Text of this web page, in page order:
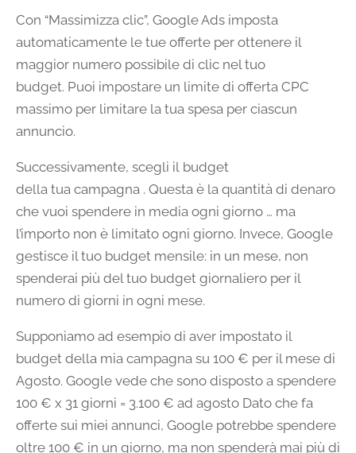
Con “Massimizza clic”, Google Ads imposta
automaticamente le tue offerte per ottenere il
maggior numero possibile di clic nel tuo
budget. Puoi impostare un limite di offerta CPC
massimo per limitare la tua spesa per ciascun
annuncio.
Successivamente, scegli il budget
della tua campagna . Questa è la quantità di denaro
che vuoi spendere in media ogni giorno … ma
l’importo non è limitato ogni giorno. Invece, Google
gestisce il tuo budget mensile: in un mese, non
spenderai più del tuo budget giornaliero per il
numero di giorni in ogni mese.
Supponiamo ad esempio di aver impostato il
budget della mia campagna su 100 € per il mese di
Agosto. Google vede che sono disposto a spendere
100 € x 31 giorni = 3.100 € ad agosto Dato che fa
offerte sui miei annunci, Google potrebbe spendere
oltre 100 € in un giorno, ma non spenderà mai più di